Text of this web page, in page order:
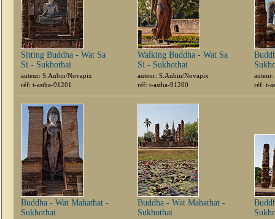
Sitting Buddha - Wat Sa
Si - Sukhothai
auteur: S.Aubin/Novapix
réf: t-astha-91201
Walking Buddha - Wat Sa
Si - Sukhothai
auteur: S.Aubin/Novapix
réf: t-astha-91200
réf: t-
Buddha - Wat Mahathat -
Sukhothai
Buddha - Wat Mahathat -
Sukhothai